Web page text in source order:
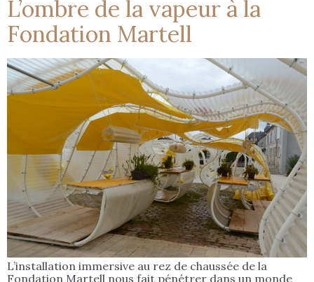
L’ombre de la vapeur à la
Fondation Martell
L’installation immersive au rez de chaussée de la
Fondation Martell nous fait pénétrer dans un monde